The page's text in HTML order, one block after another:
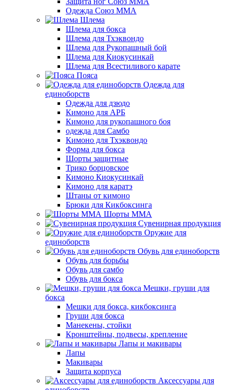
Одежда Союз ММА
Шлема
Шлема для бокса
Шлема для Тхэквондо
Шлема для Рукопашный бой
Шлема для Киокусинкай
Шлема для Всестиливого карате
Пояса
Одежда для
единоборств
Одежда для дзюдо
Кимоно для АРБ
Кимоно для рукопашного боя
одежда для Самбо
Кимоно для Тхэквондо
Форма для бокса
Шорты защитные
Трико борцовское
Кимоно Киокусинкай
Кимоно для каратэ
Штаны от кимоно
Брюки для Кикбоксинга
Шорты ММА
Сувенирная продукция
Оружие для
единоборств
Обувь для единоборств
Обувь для борьбы
Обувь для самбо
Обувь для бокса
Мешки, груши для
бокса
Мешки для бокса, кикбоксинга
Груши для бокса
Манекены, стойки
Кронштейны, подвесы, крепление
Лапы и макивары
Лапы
Макивары
Защита корпуса
Аксессуары для